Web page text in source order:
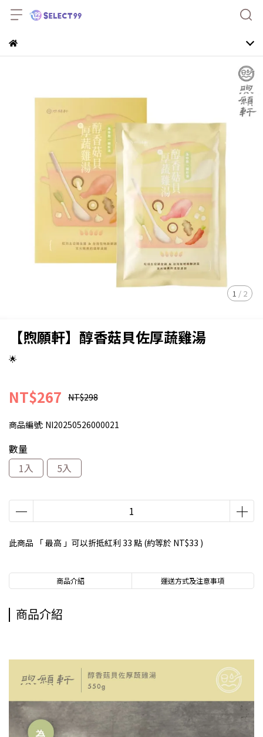
1 / 2
【煦願軒】醇香菇貝佐厚蔬雞湯
🌟
NT$267 NT$298
商品編號: NI20250526000021
數量
1入
5入
此商品 「 最高 」可以折抵紅利 33 點 (約等於 NT$33 )
商品介紹 運送方式及注意事項
商品介紹